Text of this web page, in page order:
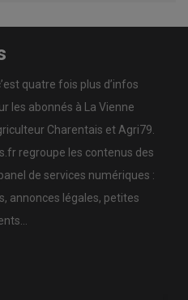
quatre fois plus d’infos
les abonnés à La Vienne
Charentais et Agri79.
regroupe les contenus des
de services numériques :
annonces légales, petites